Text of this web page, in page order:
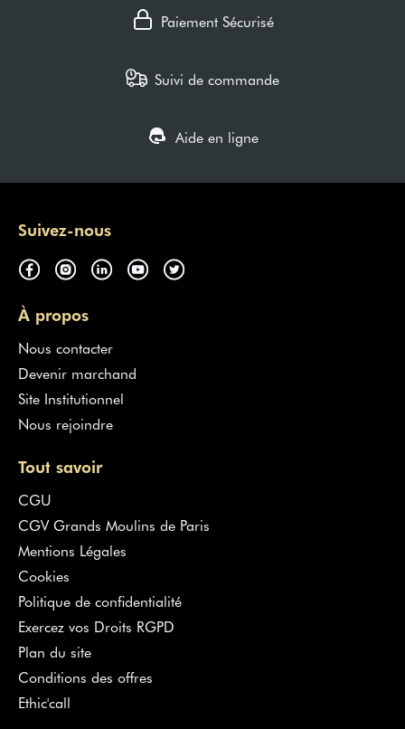
Paiement Sécurisé
Suivi de commande
Aide en ligne
Suivez-nous
À propos
Nous contacter
Devenir marchand
Site Institutionnel
Nous rejoindre
Tout savoir
CGU
CGV Grands Moulins de Paris
Mentions Légales
Cookies
Politique de confidentialité
Exercez vos Droits RGPD
Plan du site
Conditions des offres
Ethic'call